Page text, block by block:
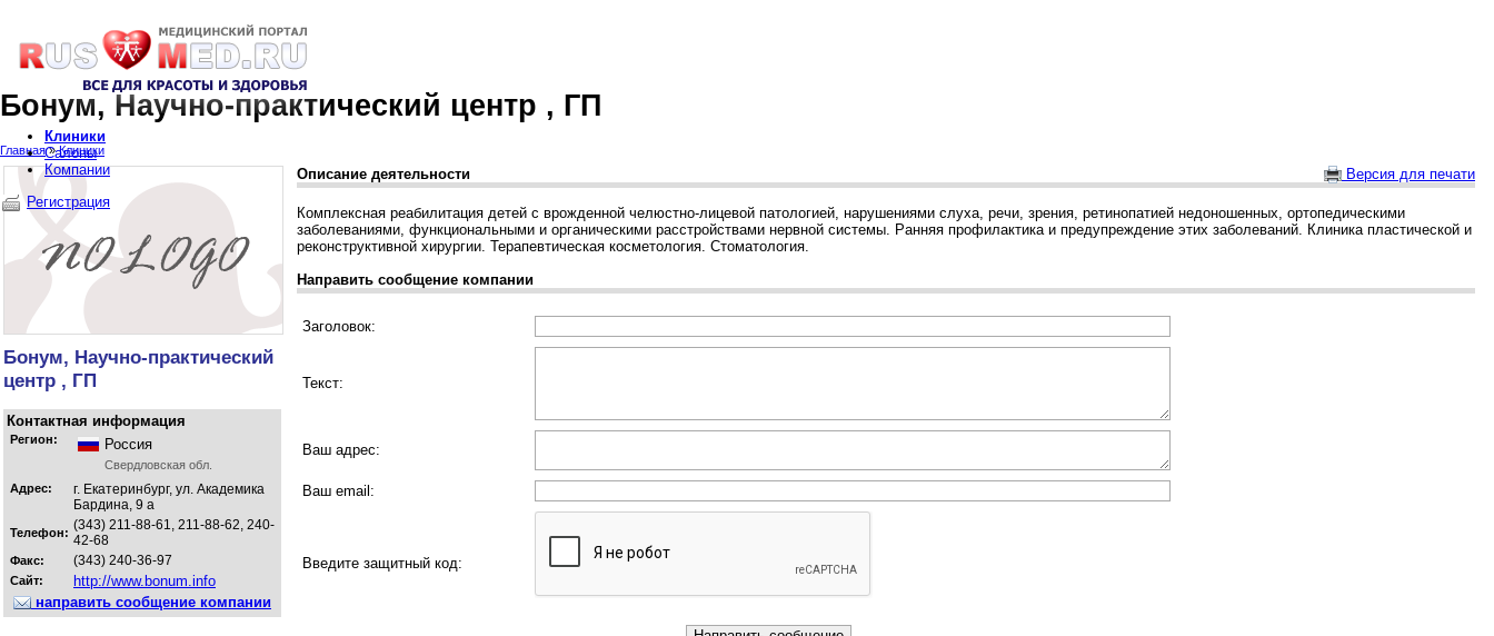
Бонум, Научно-практический центр , ГП
Главная»Клиники
Бонум, Научно-практический
центр , ГП
Контактная информация
Регион: Россия
Свердловская обл.
Адрес:
г. Екатеринбург, ул. Академика
Бардина, 9 а
Телефон: (343) 211-88-61, 211-88-62, 240-
42-68
Факс: (343) 240-36-97
Сайт:
http://www.bonum.info
направить сообщение компании
Версия для печати
Описание деятельности
Комплексная реабилитация детей с врожденной челюстно-лицевой патологией, нарушениями слуха, речи, зрения, ретинопатией недоношенных, ортопедическими
заболеваниями, функциональными и органическими расстройствами нервной системы. Ранняя профилактика и предупреждение этих заболеваний. Клиника пластической и
реконструктивной хирургии. Терапевтическая косметология. Стоматология.
Направить сообщение компании
Заголовок:
Текст:
Ваш адрес:
Ваш email:
Введите защитный код:
Клиники
Салоны
Компании
Регистрация